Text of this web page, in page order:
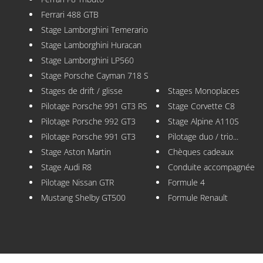
Ferrari 488 GTB
Stage Lamborghini Temerario
Stage Lamborghini Huracan
Stage Lamborghini LP560
Stage Porsche Cayman 718 S
Stages de drift / glisse
Pilotage Porsche 991 GT3 RS
Pilotage Porsche 992 GT3
Pilotage Porsche 991 GT3
Stage Aston Martin
Stage Audi R8
Pilotage Nissan GTR
Mustang Shelby GT500
Stages Monoplaces
Stage Corvette C8
Stage Alpine A110S
Pilotage duo / trio...
Chèques cadeaux
Conduite accompagnée
Formule 4
Formule Renault